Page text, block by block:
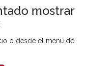
mostrar
o desde el menú de